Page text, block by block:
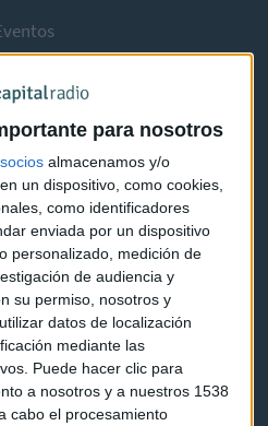
para nosotros
socios almacenamos y/o
un dispositivo, como cookies,
como identificadores
enviada por un dispositivo
personalizado, medición de
de audiencia y
su permiso, nosotros y
datos de localización
mediante las
Puede hacer clic para
a nosotros y a nuestros 1538
cabo el procesamiento
y podcasts
& Legal
privacidad
legal